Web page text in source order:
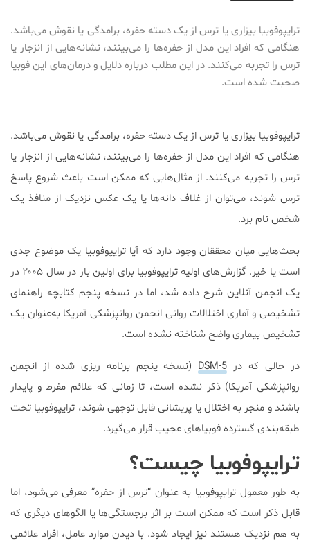
ترایپوفوبیا بیزاری یا ترس از یک دسته حفره، برامدگی یا نقوش می‌باشد.
هنگامی که افراد این مدل از حفره‌ها را می‌بینند، نشانه‌هایی از انزجار یا
ترس را تجربه می‌کنند. در این مطلب درباره دلایل و درمان‌های این فوبیا
صحبت شده است.
ترایپوفوبیا بیزاری یا ترس از یک دسته حفره، برامدگی یا نقوش می‌باشد.
هنگامی که افراد این مدل از حفره‌ها را می‌بینند، نشانه‌هایی از انزجار یا
ترس را تجربه می‌کنند. از مثال‌هایی که ممکن است باعث شروع پاسخ
ترس شوند، می‌توان از غلاف دانه‌ها یا یک عکس نزدیک از منافذ یک
شخص نام برد.
بحث‌هایی میان محققان وجود دارد که آیا ترایپوفوبیا یک موضوع جدی
است یا خیر. گزارش‌های اولیه ترایپوفوبیا برای اولین بار در سال ۲۰۰۵ در
یک انجمن آنلاین شرح داده شد، اما در نسخه پنجم کتابچه راهنمای
تشخیصی و آماری اختلالات روانی انجمن روانپزشکی آمریکا به‌عنوان یک
تشخیص بیماری واضح شناخته نشده است.
در حالی که در DSM-5 (نسخه پنجم برنامه ریزی شده از انجمن
روانپزشکی آمریکا) ذکر نشده‌ است، تا زمانی که علائم مفرط و پایدار
باشند و منجر به اختلال یا پریشانی قابل توجهی شوند، ترایپوفوبیا تحت
طبقه‌بندی گسترده فوبیا‌های عجیب قرار می‌گیرد.
ترایپوفوبیا چیست؟
به طور معمول ترایپوفوبیا به عنوان “ترس از حفره” معرفی می‌شود، اما
قابل ذکر است که ممکن است بر اثر برجستگی‌ها یا الگو‌های دیگری که
به هم نزدیک هستند نیز ایجاد شود‌. با دیدن موارد عامل، افراد علائمی